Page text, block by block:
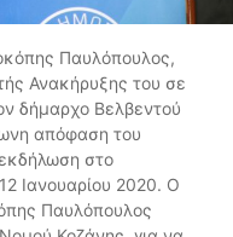
Παυλόπουλος,
Ανακήρυξης του σε
δήμαρχο Βελβεντού
απόφαση του
στο
Ιανουαρίου 2020. Ο
Παυλόπουλος